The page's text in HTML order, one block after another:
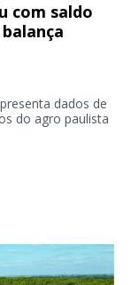
com saldo
dados de
do agro paulista